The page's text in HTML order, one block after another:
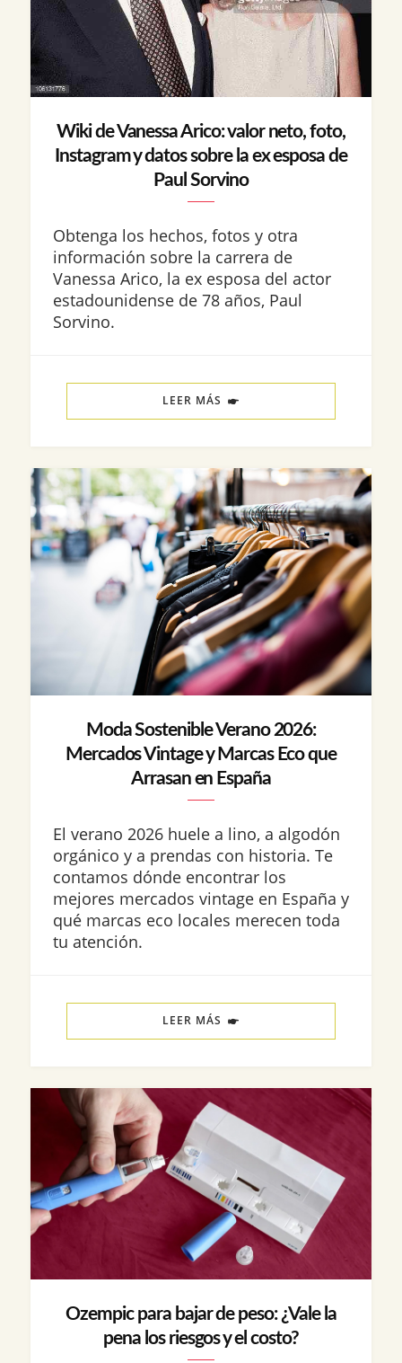
Wiki de Vanessa Arico: valor neto, foto,
Instagram y datos sobre la ex esposa de
Paul Sorvino
Obtenga los hechos, fotos y otra
información sobre la carrera de
Vanessa Arico, la ex esposa del actor
estadounidense de 78 años, Paul
Sorvino.
LEER MÁS
Moda Sostenible Verano 2026:
Mercados Vintage y Marcas Eco que
Arrasan en España
El verano 2026 huele a lino, a algodón
orgánico y a prendas con historia. Te
contamos dónde encontrar los
mejores mercados vintage en España y
qué marcas eco locales merecen toda
tu atención.
LEER MÁS
Ozempic para bajar de peso: ¿Vale la
pena los riesgos y el costo?